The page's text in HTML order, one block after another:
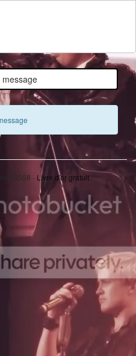
53558 - Livre d'or gratuit